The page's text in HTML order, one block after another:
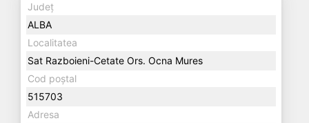
Județ
ALBA
Localitatea
Sat Razboieni-Cetate Ors. Ocna Mures
Cod poștal
515703
Adresa